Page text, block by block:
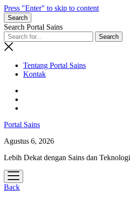
Press "Enter" to skip to content
Search
Search Portal Sains
Tentang Portal Sains
Kontak
Portal Sains
Agustus 6, 2026
Lebih Dekat dengan Sains dan Teknologi
open
menu
Back